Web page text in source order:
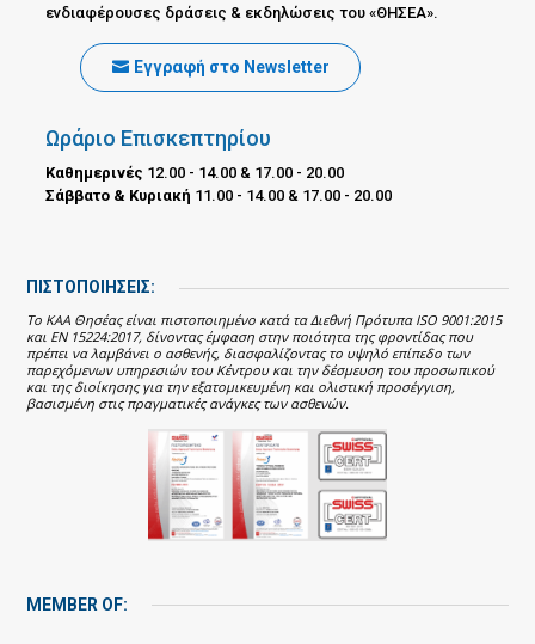
ενδιαφέρουσες δράσεις & εκδηλώσεις του «ΘΗΣΕΑ».
Εγγραφή στο Newsletter
Ωράριο Επισκεπτηρίου
Καθημερινές 12.00 - 14.00 & 17.00 - 20.00
Σάββατο & Κυριακή 11.00 - 14.00 & 17.00 - 20.00
ΠΙΣΤΟΠΟΙΗΣΕΙΣ:
Το ΚΑΑ Θησέας είναι πιστοποιημένο κατά τα Διεθνή Πρότυπα ISO 9001:2015
και EN 15224:2017, δίνοντας έμφαση στην ποιότητα της φροντίδας που
πρέπει να λαμβάνει ο ασθενής, διασφαλίζοντας το υψηλό επίπεδο των
παρεχόμενων υπηρεσιών του Κέντρου και την δέσμευση του προσωπικού
και της διοίκησης για την εξατομικευμένη και ολιστική προσέγγιση,
βασισμένη στις πραγματικές ανάγκες των ασθενών.
MEMBER OF: